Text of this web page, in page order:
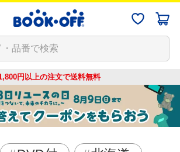
円以上の注文で送料無料